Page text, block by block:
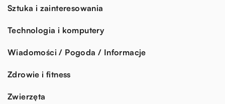
Sztuka i zainteresowania
Technologia i komputery
Wiadomości / Pogoda / Informacje
Zdrowie i fitness
Zwierzęta